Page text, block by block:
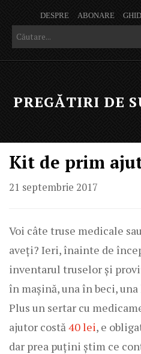
DESPRE ABONARE
PREGĂTIRI DE
Kit de prim
21 septembrie 2017
Voi câte truse medicale
aveți? Ieri, înainte de
inventarul truselor și
în mașină, una în beci,
Plus un sertar cu
ajutor costă40 lei, e
dar prea puțini știm ce